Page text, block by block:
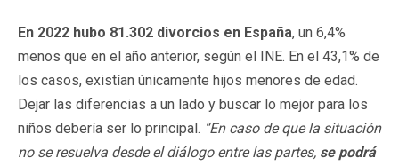
En 2022 hubo 81.302 divorcios en España, un 6,4%
menos que en el año anterior, según el INE. En el 43,1% de
los casos, existían únicamente hijos menores de edad.
Dejar las diferencias a un lado y buscar lo mejor para los
niños debería ser lo principal. “En caso de que la situación
no se resuelva desde el diálogo entre las partes, se podrá